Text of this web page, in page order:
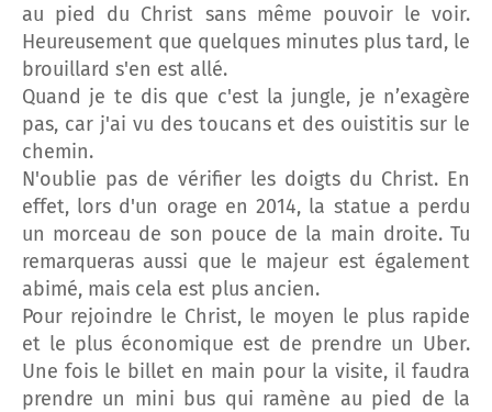
au pied du Christ sans même pouvoir le voir.
Heureusement que quelques minutes plus tard, le
brouillard s'en est allé.
Quand je te dis que c'est la jungle, je n’exagère
pas, car j'ai vu des toucans et des ouistitis sur le
chemin.
N'oublie pas de vérifier les doigts du Christ. En
effet, lors d'un orage en 2014, la statue a perdu
un morceau de son pouce de la main droite. Tu
remarqueras aussi que le majeur est également
abimé, mais cela est plus ancien.
Pour rejoindre le Christ, le moyen le plus rapide
et le plus économique est de prendre un Uber.
Une fois le billet en main pour la visite, il faudra
prendre un mini bus qui ramène au pied de la